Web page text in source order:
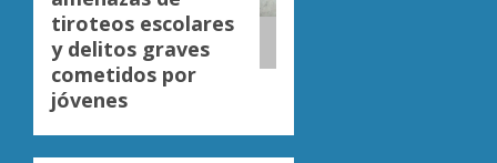
tiroteos escolares
y delitos graves
cometidos por
jóvenes